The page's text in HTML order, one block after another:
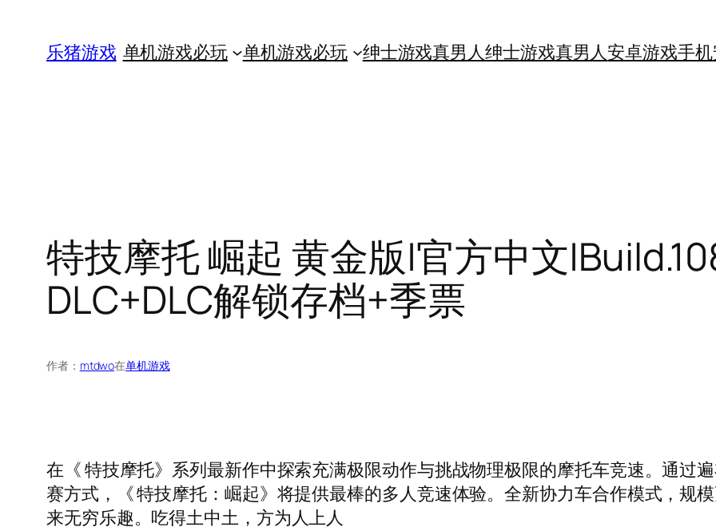
乐猪游戏 单机游戏必玩 单机游戏必玩 绅士游戏真男人绅士游戏真男人安卓游戏手机
特技摩托 崛起 黄金版|官方中文
DLC+DLC解锁存档+季票
作者： mtdwo在单机游戏
在《 特技摩托》系列最新作中探索充满极限动作与挑战物理极限的摩托车竞速。通过
赛方式，《 特技摩托：崛起》将提供最棒的多人竞速体验。全新协力车合作模式，规
来无穷乐趣。吃得土中土，方为人上人